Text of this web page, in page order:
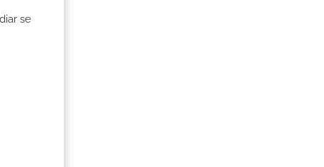
se